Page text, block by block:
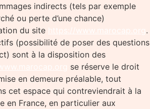
indirects (tels par exemple
ou perte d’une chance)
du site
.
(possibilité de poser des questions
sont à la disposition des
se réserve le droit
en demeure préalable, tout
cet espace qui contreviendrait à la
en France, en particulier aux